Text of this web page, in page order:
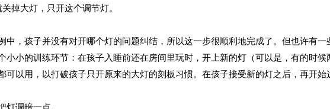
掉大灯，只开这个调节灯。
中，孩子并没有对开哪个灯的问题纠结，所以这一步很顺利地完成了。但也许有
小小的训练环节：在孩子入睡前还在房间里玩时，开上新的灯（可以是，有的时候
可以用，以打破孩子只开原来的大灯的刻板习惯。在孩子接受新的灯之后，再开始
灯调暗一点。